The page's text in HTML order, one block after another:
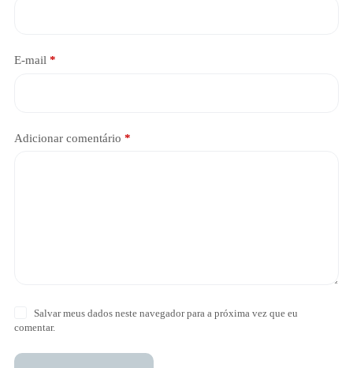
E-mail *
Adicionar comentário *
Salvar meus dados neste navegador para a próxima vez que eu
comentar.